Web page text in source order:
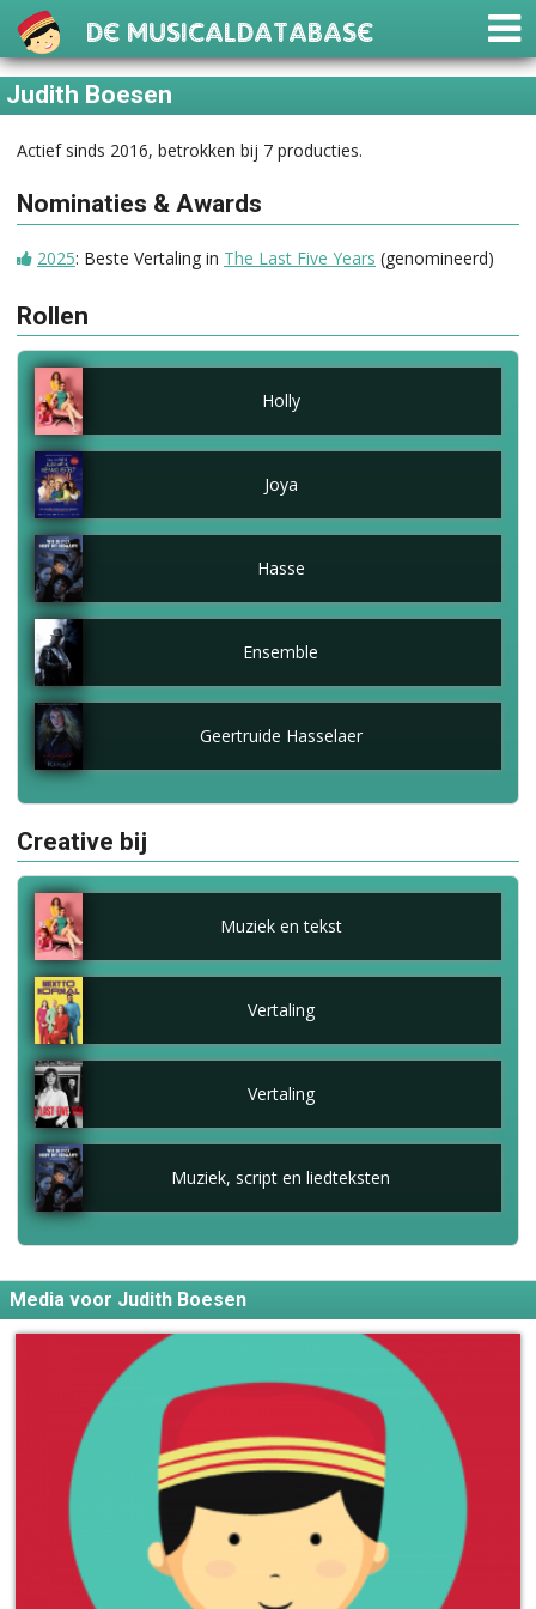
De Musicaldatabase
Judith Boesen
Actief sinds 2016, betrokken bij 7 producties.
Nominaties & Awards
2025: Beste Vertaling in The Last Five Years (genomineerd)
Rollen
Holly
Joya
Hasse
Ensemble
Geertruide Hasselaer
Creative bij
Muziek en tekst
Vertaling
Vertaling
Muziek, script en liedteksten
Media voor Judith Boesen